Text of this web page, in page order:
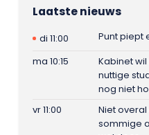
Laatste nieuws
di 11:00
Punt piept
ma 10:15
Kabinet
nuttige
nog niet
vr 11:00
Niet
sommige